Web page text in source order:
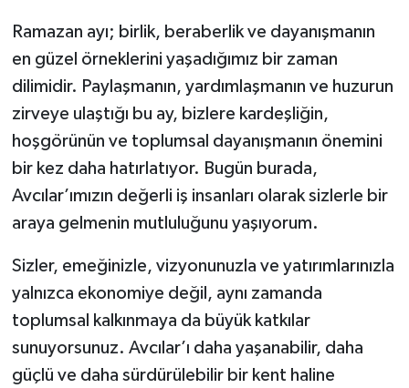
Ramazan ayı; birlik, beraberlik ve dayanışmanın
en güzel örneklerini yaşadığımız bir zaman
dilimidir. Paylaşmanın, yardımlaşmanın ve huzurun
zirveye ulaştığı bu ay, bizlere kardeşliğin,
hoşgörünün ve toplumsal dayanışmanın önemini
bir kez daha hatırlatıyor. Bugün burada,
Avcılar’ımızın değerli iş insanları olarak sizlerle bir
araya gelmenin mutluluğunu yaşıyorum.
Sizler, emeğinizle, vizyonunuzla ve yatırımlarınızla
yalnızca ekonomiye değil, aynı zamanda
toplumsal kalkınmaya da büyük katkılar
sunuyorsunuz. Avcılar’ı daha yaşanabilir, daha
güçlü ve daha sürdürülebilir bir kent haline